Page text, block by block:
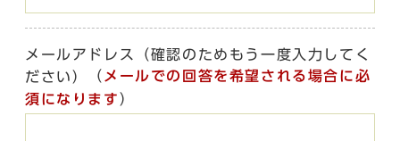
メールアドレス（確認のためもう一度入力してく
ださい）
（ メールでの回答を希望される場合に必
須になります ）